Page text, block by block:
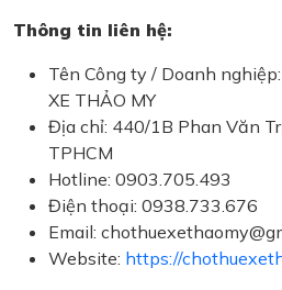
Thông tin liên hệ:
Tên Công ty / Doanh
XE THẢO MY
Địa chỉ: 440/1B Phan Văn
TPHCM
Hotline: 0903.705.493
Điện thoại: 0938.733.676
Email:
Website: https://